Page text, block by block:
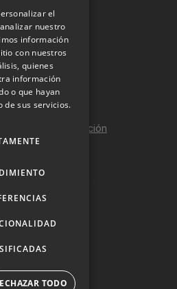
de la información
el
nuestro
información
con nuestros
quienes
información
o que hayan
de sus servicios.
TODO